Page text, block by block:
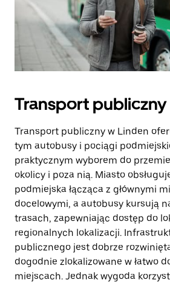
Transport publiczny
Transport publiczny w Linden
tym autobusy i pociągi
praktycznym wyborem do
okolicy i poza nią. Miasto
podmiejska łącząca z głównymi
docelowymi, a autobusy kursują
trasach, zapewniając dostęp do
regionalnych lokalizacji.
publicznego jest dobrze
dogodnie zlokalizowane w łatwo
miejscach. Jednak wygoda